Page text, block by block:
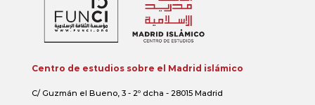
Centro de estudios sobre el Madrid islámico
C/ Guzmán el Bueno, 3 - 2º dcha - 28015 Madrid